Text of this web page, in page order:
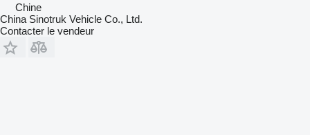
Chine
China Sinotruk Vehicle Co., Ltd.
Contacter le vendeur